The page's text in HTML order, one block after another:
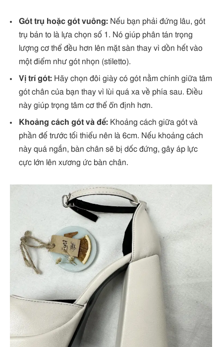
Gót trụ hoặc gót vuông: Nếu bạn phải đứng lâu, gót
trụ bản to là lựa chọn số 1. Nó giúp phân tán trọng
lượng cơ thể đều hơn lên mặt sàn thay vì dồn hết vào
một điểm như gót nhọn (stiletto).
Vị trí gót: Hãy chọn đôi giày có gót nằm chính giữa tâm
gót chân của bạn thay vì lùi quá xa về phía sau. Điều
này giúp trọng tâm cơ thể ổn định hơn.
Khoảng cách gót và đế: Khoảng cách giữa gót và
phần đế trước tối thiểu nên là 6cm. Nếu khoảng cách
này quá ngắn, bàn chân sẽ bị dốc đứng, gây áp lực
cực lớn lên xương ức bàn chân.